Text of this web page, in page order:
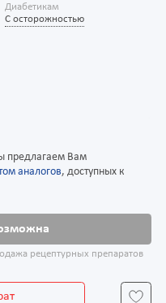
Диабетикам
С осторожностью
предлагаем Вам
аналогов, доступных к
рецептурных препаратов